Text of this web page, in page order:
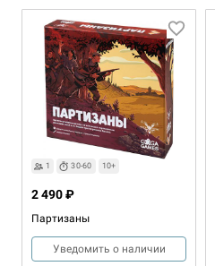
1 30-60 10+
Партизаны
2 490 ₽
Уведомить о наличии